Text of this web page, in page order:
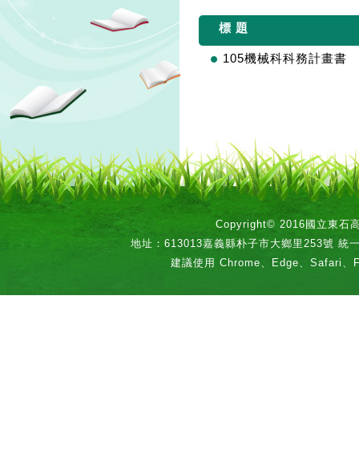
標 題
105機械科科務計畫書
Copyright© 2016國立東石
地址：613013嘉義縣朴子市大鄉里253號 統
建議使用 Chrome、Edge、Safari